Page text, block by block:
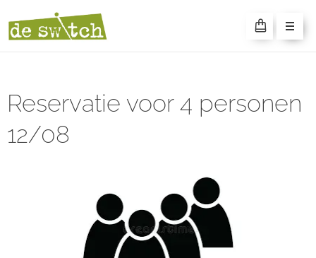
Reservatie voor 4 personen
12/08